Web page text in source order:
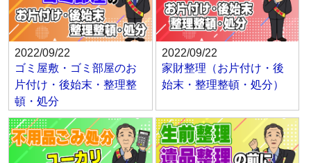
2022/09/22
ゴミ屋敷・ゴミ部屋のお
片付け・後始末・整理整
頓・処分
2022/09/22
家財整理（お片付け・後
始末・整理整頓・処分）